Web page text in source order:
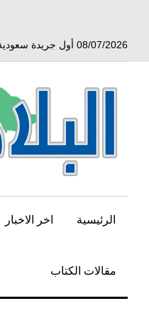
08/07/2026 أول جريدة سعودية تأسست في 27 ذو القعدة سنة 1350 هجري الموافق 3 أبريل 1932 ميلادي
الرئيسية اخر الاخبار
مقالات الكتاب